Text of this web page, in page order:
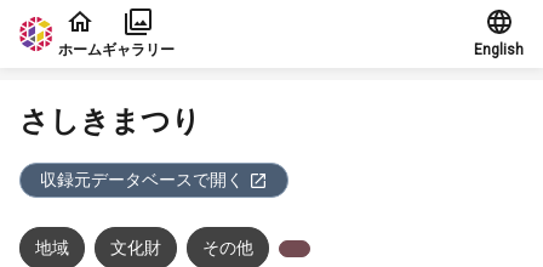
本文に飛ぶ
ホームギャラリー English
さしきまつり
収録元データベースで開く
地域 文化財 その他